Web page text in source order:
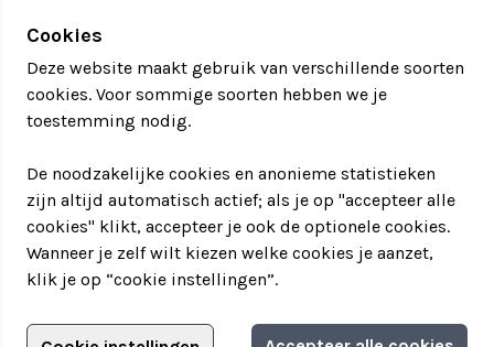
Adverteren?
Cookies
Deze website maakt gebruik van verschillende soorten
cookies. Voor sommige soorten hebben we je
toestemming nodig.
De noodzakelijke cookies en anonieme statistieken
zijn altijd automatisch actief; als je op "accepteer alle
cookies" klikt, accepteer je ook de optionele cookies.
Wanneer je zelf wilt kiezen welke cookies je aanzet,
klik je op “cookie instellingen”.